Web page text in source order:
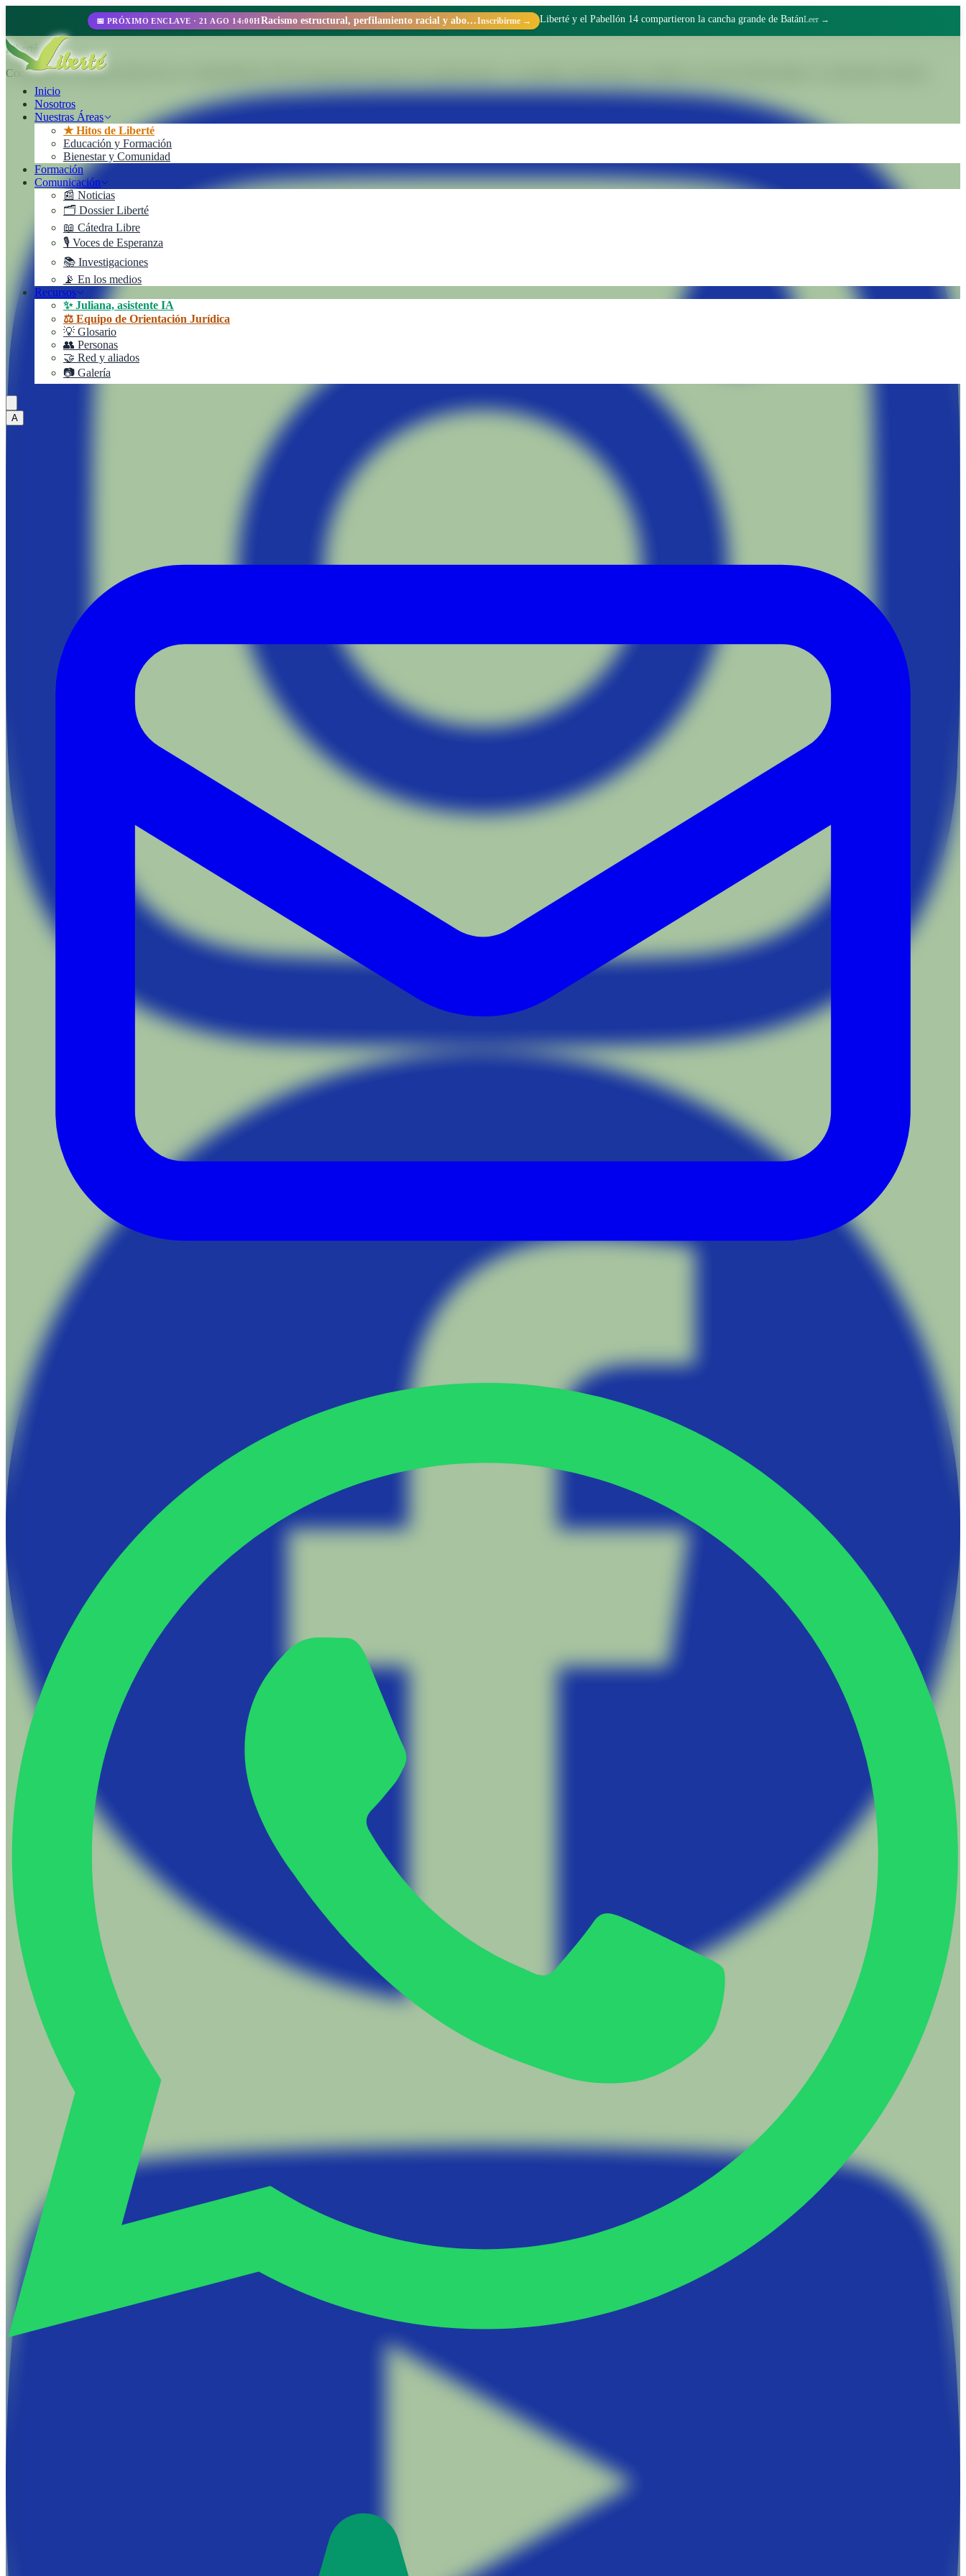
📅 PRÓXIMO ENCLAVE · 21 AGO 14:00H Racismo estructural, perfilamiento racial y abolicionismo carcelario.Inscribirme → Liberté y el Pabellón 14 compartieron la cancha grande de BatánLeer →
Inicio
Nosotros
Nuestras Áreas
★ Hitos de Liberté
Educación y Formación
Bienestar y Comunidad
Formación
Comunicación
📰 Noticias
🗂️ Dossier Liberté
📖 Cátedra Libre
🎙️ Voces de Esperanza
📚 Investigaciones
📡 En los medios
Recursos
✨ Juliana, asistente IA
⚖️ Equipo de Orientación Jurídica
💡 Glosario
👥 Personas
🤝 Red y aliados
📷 Galería
A
Liberté
Cooperativa de Trabajo Liberté Ltda. Un emprendimiento 100% autogestionado dentro de la Unidad Penal N.° 15 de Batán. Transformamos realidades a través del trabajo digno y el compromiso colectivo.